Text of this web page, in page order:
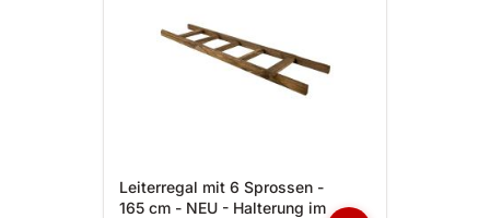
Leiterregal mit 6 Sprossen -
165 cm - NEU - Halterung im